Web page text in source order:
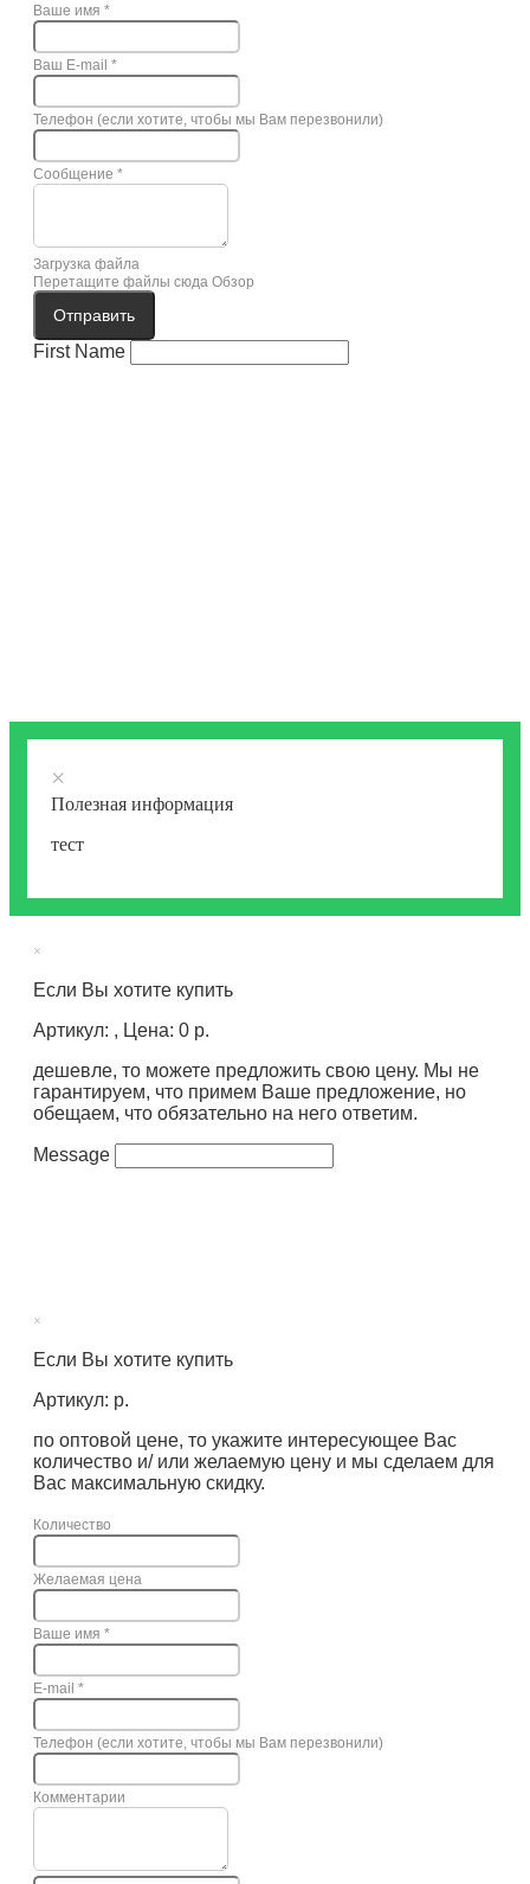
Ваше имя *
Ваш E-mail *
Телефон (если хотите, чтобы мы Вам перезвонили)
Сообщение *
Загрузка файла
Перетащите файлы сюда Обзор
Отправить
First Name
×
Полезная информация
тест
×
Если Вы хотите купить
Артикул: , Цена: 0 р.
дешевле, то можете предложить свою цену. Мы не
гарантируем, что примем Ваше предложение, но
обещаем, что обязательно на него ответим.
Message
×
Если Вы хотите купить
Артикул: р.
по оптовой цене, то укажите интересующее Вас
количество и/ или желаемую цену и мы сделаем для
Вас максимальную скидку.
Количество
Желаемая цена
Ваше имя *
E-mail *
Телефон (если хотите, чтобы мы Вам перезвонили)
Комментарии